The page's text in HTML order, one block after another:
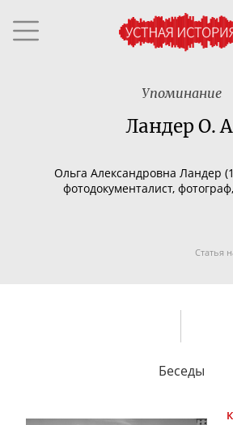
Упоминание
Ландер О.
Ольга Александровна Ландер
фотодокументалист,
Статья
Беседы